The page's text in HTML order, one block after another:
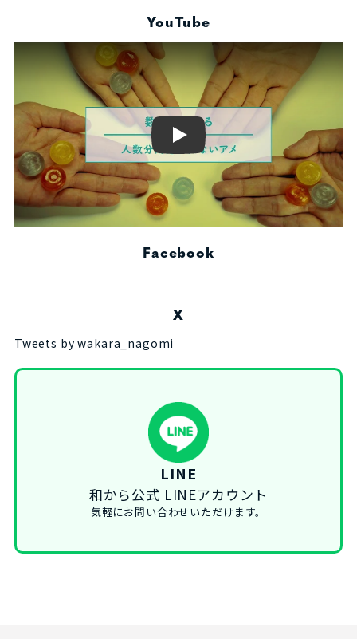
YouTube
Play
Facebook
X
Tweets by wakara_nagomi
LINE
和から公式 LINEアカウント
気軽にお問い合わせいただけます。